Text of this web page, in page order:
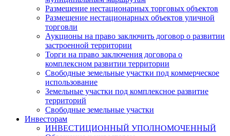
Размещение нестационарных торговых объектов
Размещение нестационарных объектов уличной
торговли
Аукционы на право заключить договор о развитии
застроенной территории
Торги на право заключения договора о
комплексном развитии территории
Свободные земельные участки под коммерческое
использование
Земельные участки под комплексное развитие
территорий
Свободные земельные участки
Инвесторам
ИНВЕСТИЦИОННЫЙ УПОЛНОМОЧЕННЫЙ